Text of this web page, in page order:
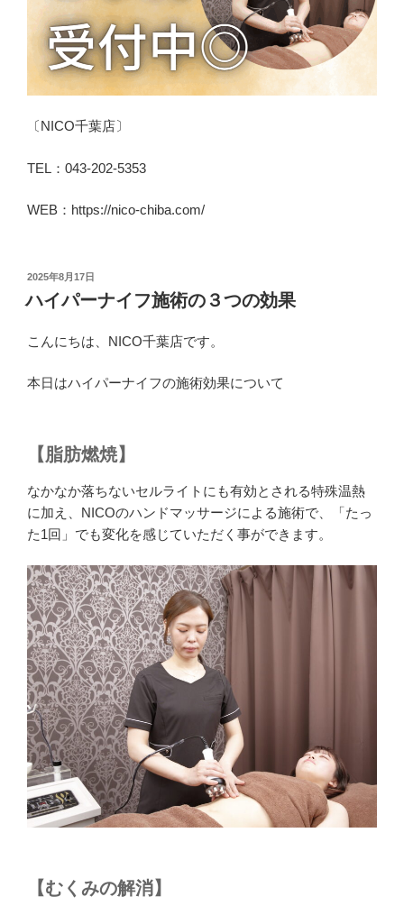
〔NICO千葉店〕
TEL：043-202-5353
WEB：https://nico-chiba.com/
投
日:
2025年8月17日
ハイパーナイフ施術の３つの効果
こんにちは、NICO千葉店です。
本日はハイパーナイフの施術効果について
【脂肪燃焼】
なかなか落ちないセルライトにも有効とされる特殊温熱
に加え、NICOのハンドマッサージによる施術で、「たっ
た1回」でも変化を感じていただく事ができます。
【むくみの解消】